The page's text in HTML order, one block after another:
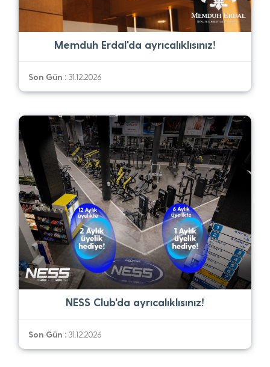
Memduh Erdal'da ayrıcalıklısınız!
Son Gün : 31.12.2026
NESS Club'da ayrıcalıklısınız!
Son Gün : 31.12.2026